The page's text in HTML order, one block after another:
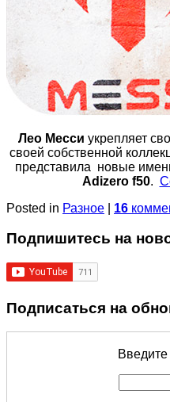
Лео Месси укрепляет
своей собственной
представила новые
Adizero f50.
Posted in Разное 16
Подпишитеcь на
Подписаться на